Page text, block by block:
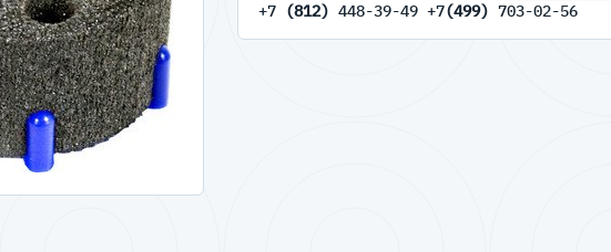
+7 (812) 448-39-49 +7(499) 703-02-56